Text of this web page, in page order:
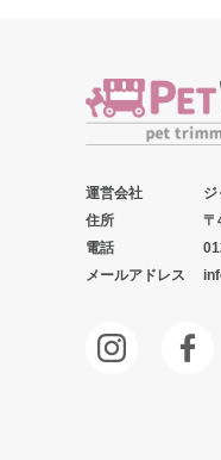
運営会社
ジ
住所
〒
電話
メールアドレス